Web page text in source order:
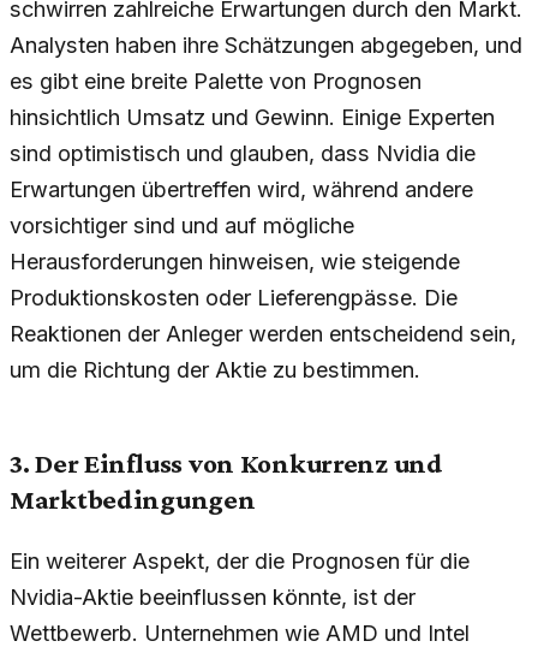
schwirren zahlreiche Erwartungen durch den Markt.
Analysten haben ihre Schätzungen abgegeben, und
es gibt eine breite Palette von Prognosen
hinsichtlich Umsatz und Gewinn. Einige Experten
sind optimistisch und glauben, dass Nvidia die
Erwartungen übertreffen wird, während andere
vorsichtiger sind und auf mögliche
Herausforderungen hinweisen, wie steigende
Produktionskosten oder Lieferengpässe. Die
Reaktionen der Anleger werden entscheidend sein,
um die Richtung der Aktie zu bestimmen.
3. Der Einfluss von Konkurrenz und
Marktbedingungen
Ein weiterer Aspekt, der die Prognosen für die
Nvidia-Aktie beeinflussen könnte, ist der
Wettbewerb. Unternehmen wie AMD und Intel